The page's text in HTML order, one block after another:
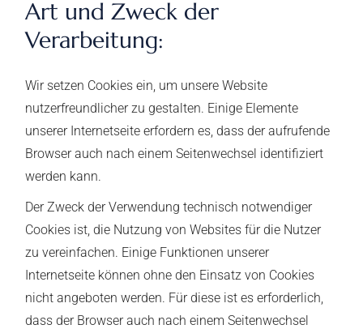
Art und Zweck der
Verarbeitung:
Wir setzen Cookies ein, um unsere Website
nutzerfreundlicher zu gestalten. Einige Elemente
unserer Internetseite erfordern es, dass der aufrufende
Browser auch nach einem Seitenwechsel identifiziert
werden kann.
Der Zweck der Verwendung technisch notwendiger
Cookies ist, die Nutzung von Websites für die Nutzer
zu vereinfachen. Einige Funktionen unserer
Internetseite können ohne den Einsatz von Cookies
nicht angeboten werden. Für diese ist es erforderlich,
dass der Browser auch nach einem Seitenwechsel